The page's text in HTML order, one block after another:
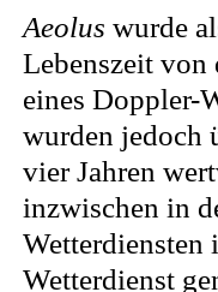
Aeolus wurde
Lebenszeit von
eines Doppler-
wurden jedoch
vier Jahren
inzwischen in
Wetterdiensten
Wetterdienst